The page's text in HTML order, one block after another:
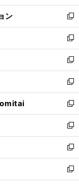
開
く
ウ
で
開
く
ン
ド
ウ
で
開
く
ウ
ィ
ン
ド
ウ
で
開
く
ン
新
し
い
ウ
ィ
ン
ド
ウ
で
開
く
新
し
い
ウ
ィ
ン
ド
ウ
で
開
く
新
し
い
ウ
ィ
ン
ド
ウ
で
開
く
新
し
い
ウ
ィ
ン
ド
ウ
で
開
新
し
い
ウ
ィ
ン
ド
ウ
新
し
い
ウ
ィ
ン
新
し
い
ウ
新
し